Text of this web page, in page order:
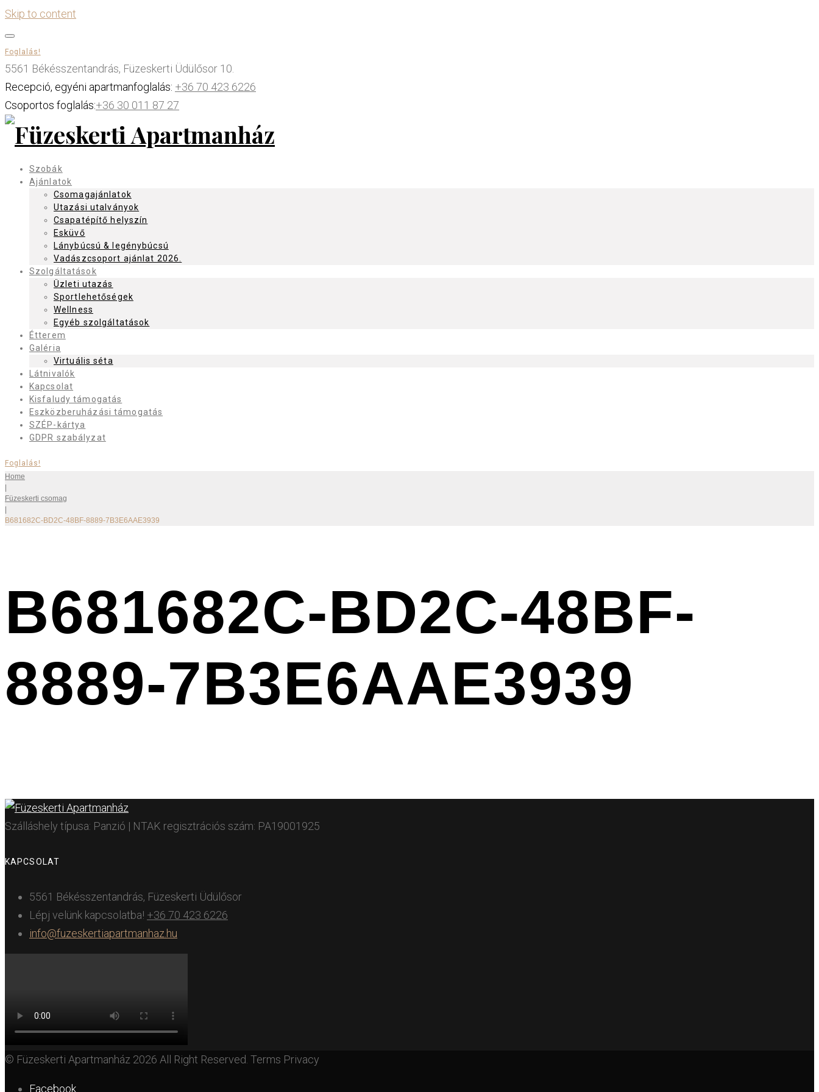
Skip to content
Foglalás!
5561 Békésszentandrás, Füzeskerti Üdülősor 10.
Recepció, egyéni apartmanfoglalás: +36 70 423 6226
Csoportos foglalás:+36 30 011 87 27
Szobák
Ajánlatok
Csomagajánlatok
Utazási utalványok
Csapatépítő helyszín
Esküvő
Lánybúcsú & legénybúcsú
Vadászcsoport ajánlat 2026.
Szolgáltatások
Üzleti utazás
Sportlehetőségek
Wellness
Egyéb szolgáltatások
Étterem
Galéria
Virtuális séta
Látnivalók
Kapcsolat
Kisfaludy támogatás
Eszközberuházási támogatás
SZÉP-kártya
GDPR szabályzat
Foglalás!
Home
Füzeskerti csomag
B681682C-BD2C-48BF-8889-7B3E6AAE3939
B681682C-BD2C-48BF-
8889-7B3E6AAE3939
Szálláshely típusa: Panzió | NTAK regisztrációs szám: PA19001925
KAPCSOLAT
5561 Békésszentandrás, Füzeskerti Üdülősor
Lépj velünk kapcsolatba! +36 70 423 6226
info@fuzeskertiapartmanhaz.hu
© Füzeskerti Apartmanház 2026 All Right Reserved. Terms Privacy
Facebook